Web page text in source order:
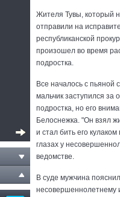
Жителя Тувы, который
отправили на
республиканской
произошел во время
подростка.
Все началось с пьяной
мальчик заступился за
подростка, но его
Белоснежка. "Он взял
и стал бить его
глазах у
ведомстве.
В суде мужчина
несовершеннолетнему